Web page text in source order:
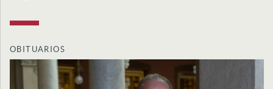
OBITUARIOS